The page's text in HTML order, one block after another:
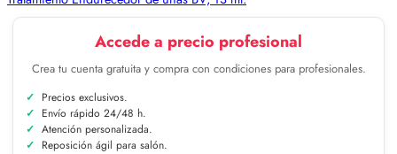
Accede a precio profesional
Crea tu cuenta gratuita y compra con condiciones para profesionales.
Precios exclusivos.
Envío rápido 24/48 h.
Atención personalizada.
Reposición ágil para salón.